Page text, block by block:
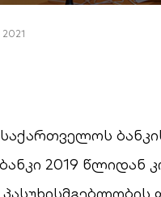
2021
საქართველოს
2019 წლიდან